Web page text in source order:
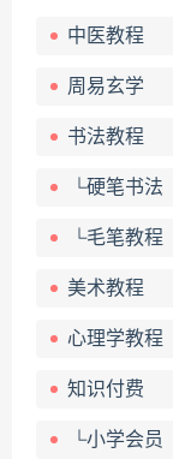
中医教程
周易玄学
书法教程
└硬笔书法
└毛笔教程
美术教程
心理学教程
知识付费
└小学会员